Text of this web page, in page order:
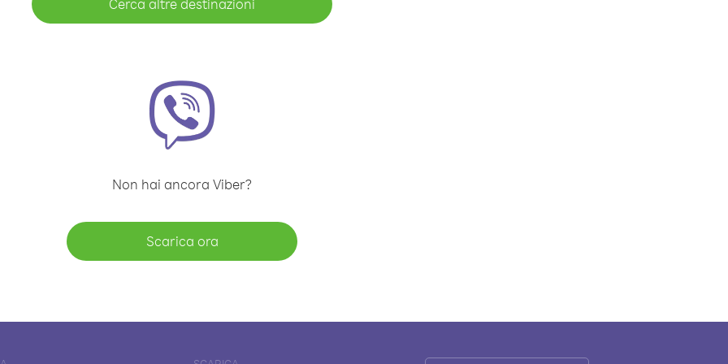
Cerca altre destinazioni
Non hai ancora Viber?
Scarica ora